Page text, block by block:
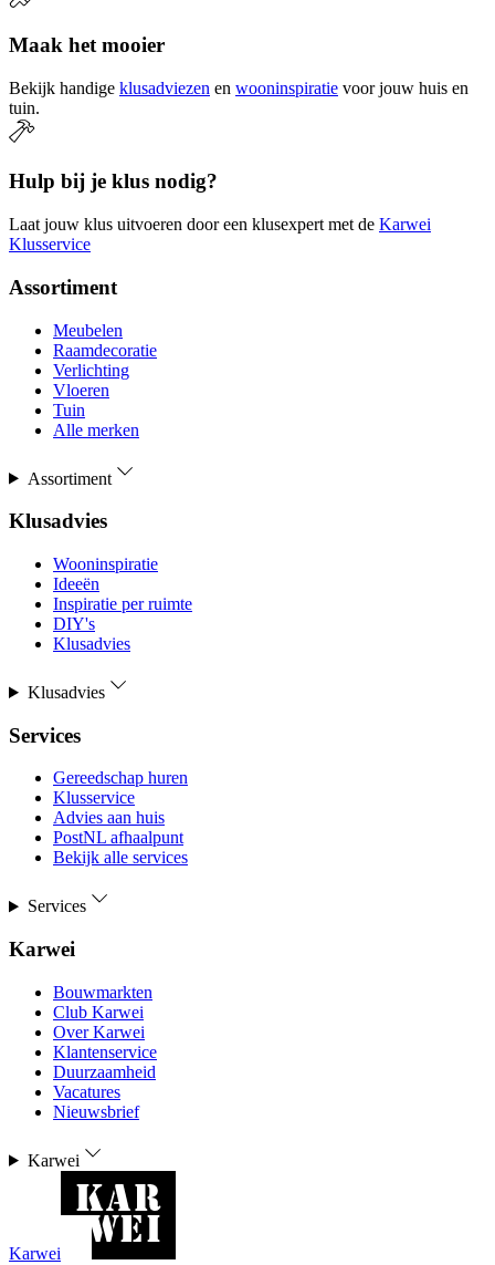
Maak het mooier
Bekijk handige klusadviezen en wooninspiratie voor jouw huis en
tuin.
Hulp bij je klus nodig?
Laat jouw klus uitvoeren door een klusexpert met de Karwei
Klusservice
Assortiment
Meubelen
Raamdecoratie
Verlichting
Vloeren
Tuin
Alle merken
Assortiment
Klusadvies
Wooninspiratie
Ideeën
Inspiratie per ruimte
DIY's
Klusadvies
Klusadvies
Services
Gereedschap huren
Klusservice
Advies aan huis
PostNL afhaalpunt
Bekijk alle services
Services
Karwei
Bouwmarkten
Club Karwei
Over Karwei
Klantenservice
Duurzaamheid
Vacatures
Nieuwsbrief
Karwei
Karwei